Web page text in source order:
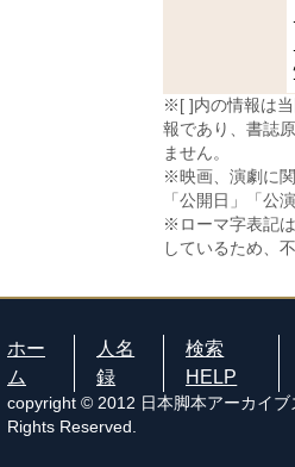
※[ ]内の情報は
報であり、書誌
ません。
※映画、演劇に
「公開日」「公
※ローマ字表記
しているため、
ホー
ム
人名
録
検索
HELP
copyright © 2012 日本脚本アーカイブ
Rights Reserved.